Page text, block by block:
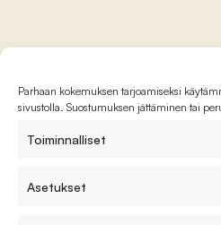
Parhaan kokemuksen tarjoamiseksi
sivustolla. Suostumuksen jättäminen tai
Toiminnalliset
Asetukset